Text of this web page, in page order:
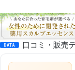
DATA 口コミ・販売